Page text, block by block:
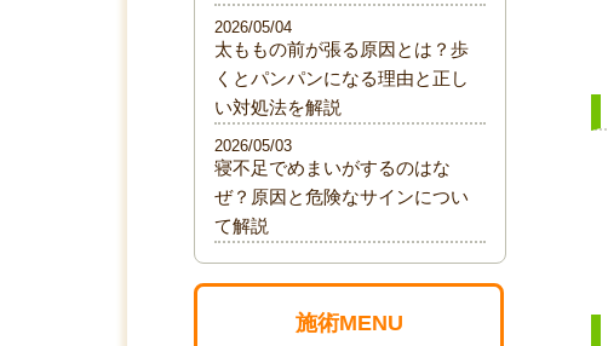
太ももの前が張る原因とは？歩
くとパンパンになる理由と正し
い対処法を解説
2026/05/04
寝不足でめまいがするのはな
ぜ？原因と危険なサインについ
て解説
2026/05/03
施術MENU